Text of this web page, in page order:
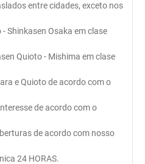
entre cidades, exceto nos
Shinkasen Osaka em clase
Quioto - Mishima em clase
e Quioto de acordo com o
de acordo com o
de acordo com nosso
24 HORAS.